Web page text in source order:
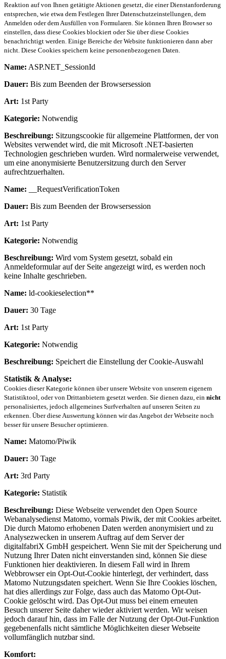
Reaktion auf von Ihnen getätigte Aktionen gesetzt, die einer Dienstanforderung
entsprechen, wie etwa dem Festlegen Ihrer Datenschutzeinstellungen, dem
Anmelden oder dem Ausfüllen von Formularen. Sie können Ihren Browser so
einstellen, dass diese Cookies blockiert oder Sie über diese Cookies
benachrichtigt werden. Einige Bereiche der Website funktionieren dann aber
nicht. Diese Cookies speichern keine personenbezogenen Daten.
Name: ASP.NET_SessionId
Dauer: Bis zum Beenden der Browsersession
Art: 1st Party
Kategorie: Notwendig
Beschreibung: Sitzungscookie für allgemeine Plattformen, der von
Websites verwendet wird, die mit Microsoft .NET-basierten
Technologien geschrieben wurden. Wird normalerweise verwendet,
um eine anonymisierte Benutzersitzung durch den Server
aufrechtzuerhalten.
Name: __RequestVerificationToken
Dauer: Bis zum Beenden der Browsersession
Art: 1st Party
Kategorie: Notwendig
Beschreibung: Wird vom System gesetzt, sobald ein
Anmeldeformular auf der Seite angezeigt wird, es werden noch
keine Inhalte geschrieben.
Name: ld-cookieselection**
Dauer: 30 Tage
Art: 1st Party
Kategorie: Notwendig
Beschreibung: Speichert die Einstellung der Cookie-Auswahl
Statistik & Analyse:
Cookies dieser Kategorie können über unsere Website von unserem eigenem
Statistiktool, oder von Drittanbietern gesetzt werden. Sie dienen dazu, ein nicht
personalisiertes, jedoch allgemeines Surfverhalten auf unseren Seiten zu
erkennen. Über diese Auswertung können wir das Angebot der Webseite noch
besser für unsere Besucher optimieren.
Name: Matomo/Piwik
Dauer: 30 Tage
Art: 3rd Party
Kategorie: Statistik
Beschreibung: Diese Webseite verwendet den Open Source
Webanalysedienst Matomo, vormals Piwik, der mit Cookies arbeitet.
Die durch Matomo erhobenen Daten werden anonymisiert und zu
Analysezwecken in unserem Auftrag auf dem Server der
digitalfabriX GmbH gespeichert. Wenn Sie mit der Speicherung und
Nutzung Ihrer Daten nicht einverstanden sind, können Sie diese
Funktionen hier deaktivieren. In diesem Fall wird in Ihrem
Webbrowser ein Opt-Out-Cookie hinterlegt, der verhindert, dass
Matomo Nutzungsdaten speichert. Wenn Sie Ihre Cookies löschen,
hat dies allerdings zur Folge, dass auch das Matomo Opt-Out-
Cookie gelöscht wird. Das Opt-Out muss bei einem erneuten
Besuch unserer Seite daher wieder aktiviert werden. Wir weisen
jedoch darauf hin, dass im Falle der Nutzung der Opt-Out-Funktion
gegebenenfalls nicht sämtliche Möglichkeiten dieser Webseite
vollumfänglich nutzbar sind.
Komfort: